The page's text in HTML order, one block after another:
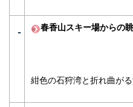
春香山スキー場からの
紺色の石狩湾と折れ曲が